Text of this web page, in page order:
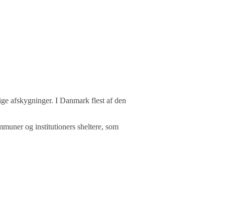
afskygninger. I Danmark flest af den
og institutioners sheltere, som